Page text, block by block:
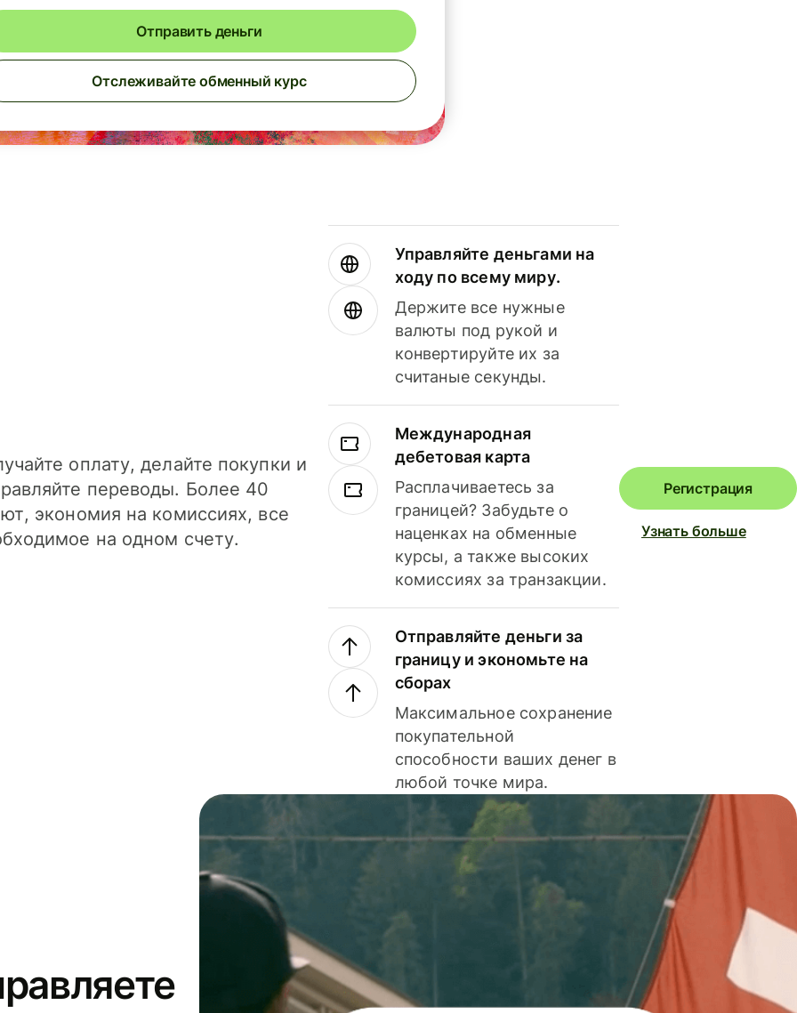
Отправить деньги
Отслеживайте обменный курс
оплату, делайте покупки и
переводы. Более 40
экономия на комиссиях, все
на одном счету.
Управляйте деньгами на
ходу по всему миру.
Держите все нужные
валюты под рукой и
конвертируйте их за
считаные секунды.
Международная
дебетовая карта
Расплачиваетесь за
границей? Забудьте о
наценках на обменные
курсы, а также высоких
комиссиях за транзакции.
Отправляйте деньги за
границу и экономьте на
сборах
Максимальное сохранение
покупательной
способности ваших денег в
любой точке мира.
Регистрация
Узнать больше